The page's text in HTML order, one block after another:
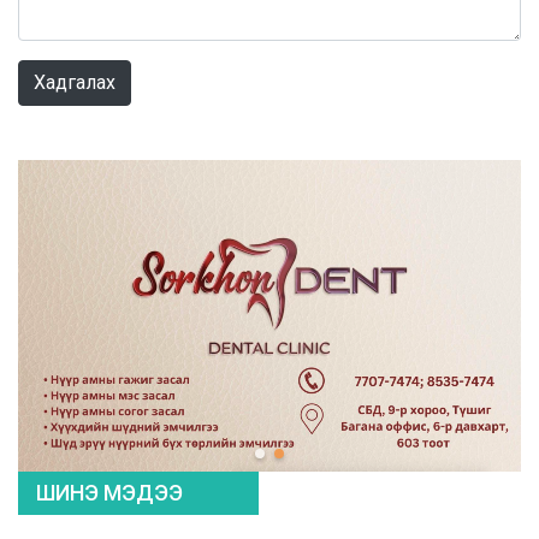
Хадгалах
ШИНЭ МЭДЭЭ